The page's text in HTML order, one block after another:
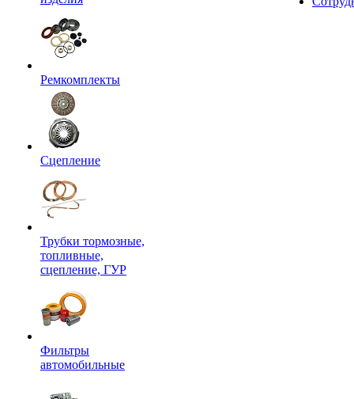
Ремкомплекты
Сцепление
Трубки тормозные,
топливные,
сцепление, ГУР
Фильтры
автомобильные